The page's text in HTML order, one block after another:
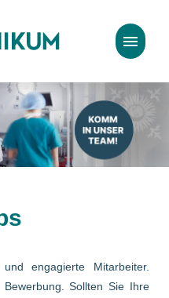
engagierte Mitarbeiter.
Sollten Sie Ihre